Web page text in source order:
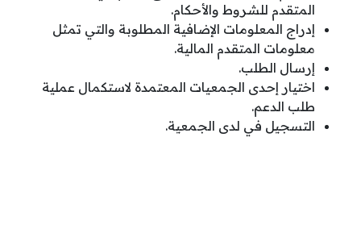
المتقدم للشروط والأحكام.
إدراج المعلومات الإضافية المطلوبة والتي تمثل
معلومات المتقدم المالية.
إرسال الطلب.
اختيار إحدى الجمعيات المعتمدة لاستكمال عملية
طلب الدعم.
التسجيل في لدى الجمعية.